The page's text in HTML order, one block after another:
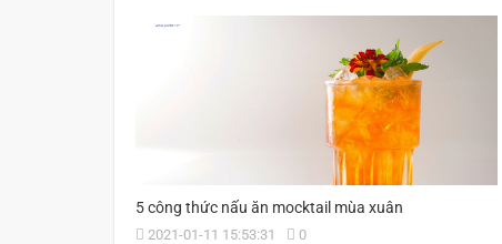
5 công thức nấu ăn mocktail mùa xuân
2021-01-11 15:53:31 0